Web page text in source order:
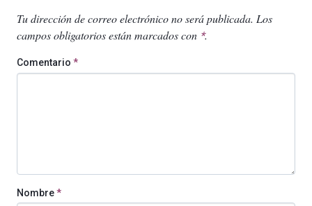
Tu dirección de correo electrónico no será publicada. Los
campos obligatorios están marcados con *.
Comentario *
Nombre*